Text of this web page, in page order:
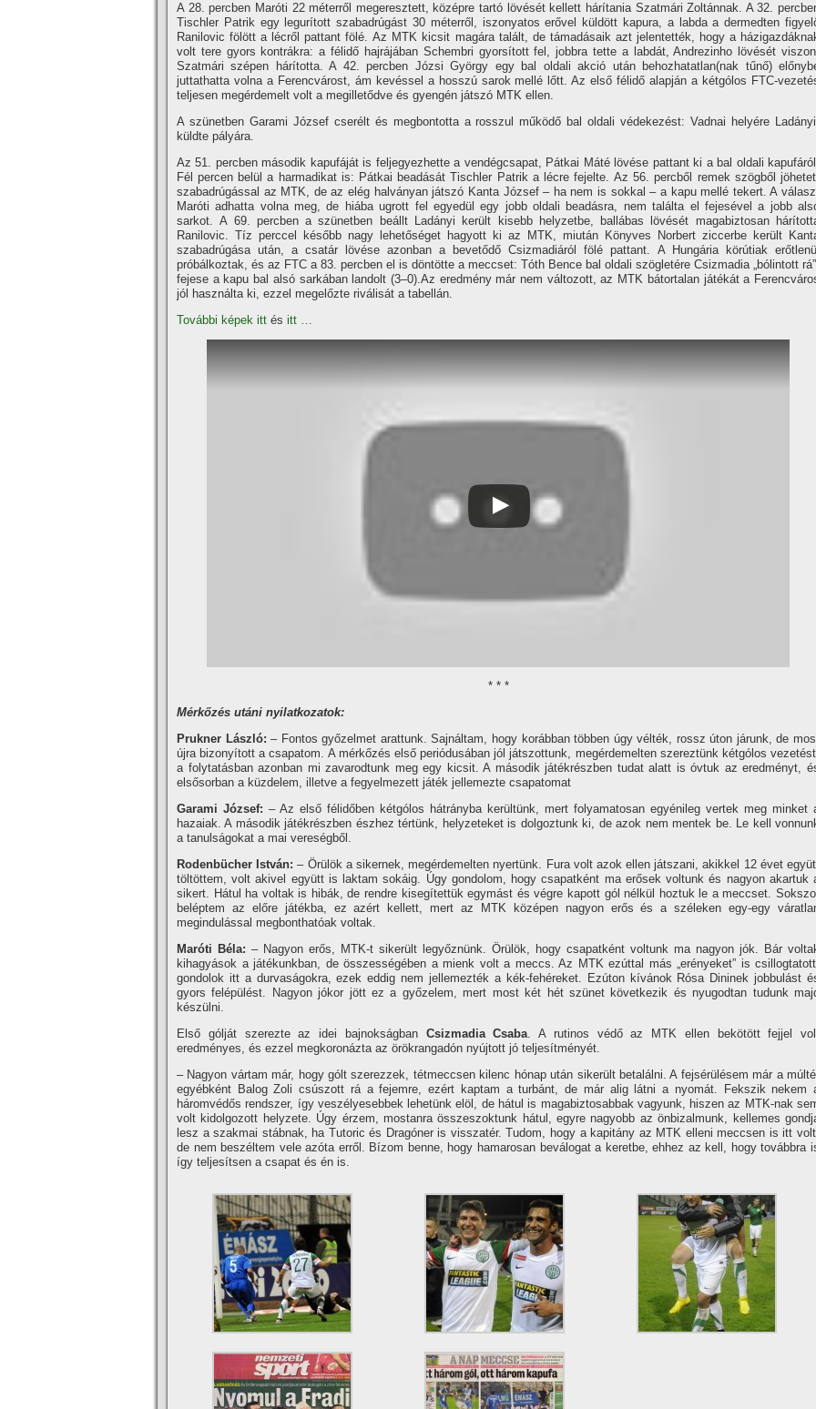
A 28. percben Maróti 22 méterről megeresztett, középre tartó lövését kellett hárí­tania Szatmári Zoltánnak. A 32.
Tischler Patrik egy legurí­tott szabadrúgást 30 méterről, iszonyatos erővel küldött kapura, a labda a dermedten
Ranilovic fölött a lécről pattant fölé. Az MTK kicsit magára talált, de támadásaik azt jelentették, hogy a
volt tere gyors kontrákra: a félidő hajrájában Schembri gyorsí­tott fel, jobbra tette a labdát, Andrezinho lövését
Szatmári szépen hárí­totta. A 42. percben Józsi György egy bal oldali akció után behozhatatlan(nak tűnő)
juttathatta volna a Ferencvárost, ám kevéssel a hosszú sarok mellé lőtt. Az első félidő alapján a kétgólos FTC-
teljesen megérdemelt volt a megilletődve és gyengén játszó MTK ellen.
A szünetben Garami József cserélt és megbontotta a rosszul működő bal oldali védekezést: Vadnai helyére
küldte pályára.
Az 51. percben második kapufáját is feljegyezhette a vendégcsapat, Pátkai Máté lövése pattant ki a bal oldali
Fél percen belül a harmadikat is: Pátkai beadását Tischler Patrik a lécre fejelte. Az 56. percből remek szögből
szabadrúgással az MTK, de az elég halványan játszó Kanta József – ha nem is sokkal – a kapu mellé tekert. A
Maróti adhatta volna meg, de hiába ugrott fel egyedül egy jobb oldali beadásra, nem találta el fejesével a jobb
sarkot. A 69. percben a szünetben beállt Ladányi került kisebb helyzetbe, ballábas lövését magabiztosan
Ranilovic. Tí­z perccel később nagy lehetőséget hagyott ki az MTK, miután Könyves Norbert ziccerbe került
szabadrúgása után, a csatár lövése azonban a bevetődő Csizmadiáról fölé pattant. A Hungária körútiak erőtlenül
próbálkoztak, és az FTC a 83. percben el is döntötte a meccset: Tóth Bence bal oldali szögletére Csizmadia „bólintott
fejese a kapu bal alsó sarkában landolt (3–0).Az eredmény már nem változott, az MTK bátortalan játékát a
jól használta ki, ezzel megelőzte riválisát a tabellán.
További képek itt és itt …
* * *
Mérkőzés utáni nyilatkozatok:
Prukner László: – Fontos győzelmet arattunk. Sajnáltam, hogy korábban többen úgy vélték, rossz úton járunk, de
újra bizonyí­tott a csapatom. A mérkőzés első periódusában jól játszottunk, megérdemelten szereztünk kétgólos
a folytatásban azonban mi zavarodtunk meg egy kicsit. A második játékrészben tudat alatt is óvtuk az eredményt,
elsősorban a küzdelem, illetve a fegyelmezett játék jellemezte csapatomat
Garami József: – Az első félidőben kétgólos hátrányba kerültünk, mert folyamatosan egyénileg vertek meg minket
hazaiak. A második játékrészben észhez tértünk, helyzeteket is dolgoztunk ki, de azok nem mentek be. Le kell
a tanulságokat a mai vereségből.
Rodenbücher István: – Örülök a sikernek, megérdemelten nyertünk. Fura volt azok ellen játszani, akikkel 12 évet
töltöttem, volt akivel együtt is laktam sokáig. Úgy gondolom, hogy csapatként ma erősek voltunk és nagyon akartuk
sikert. Hátul ha voltak is hibák, de rendre kisegí­tettük egymást és végre kapott gól nélkül hoztuk le a meccset.
beléptem az előre játékba, ez azért kellett, mert az MTK középen nagyon erős és a széleken egy-egy
megindulással megbonthatóak voltak.
Maróti Béla: – Nagyon erős, MTK-t sikerült legyőznünk. Örülök, hogy csapatként voltunk ma nagyon jók. Bár
kihagyások a játékunkban, de összességében a mienk volt a meccs. Az MTK ezúttal más „erényeket” is
gondolok itt a durvaságokra, ezek eddig nem jellemezték a kék-fehéreket. Ezúton kí­vánok Rósa Dininek jobbulást
gyors felépülést. Nagyon jókor jött ez a győzelem, mert most két hét szünet következik és nyugodtan tudunk
készülni.
Első gólját szerezte az idei bajnokságban Csizmadia Csaba. A rutinos védő az MTK ellen bekötött fejjel
eredményes, és ezzel megkoronázta az örökrangadón nyújtott jó teljesí­tményét.
– Nagyon vártam már, hogy gólt szerezzek, tétmeccsen kilenc hónap után sikerült betalálni. A fejsérülésem már a
egyébként Balog Zoli csúszott rá a fejemre, ezért kaptam a turbánt, de már alig látni a nyomát. Fekszik nekem
háromvédős rendszer, í­gy veszélyesebbek lehetünk elöl, de hátul is magabiztosabbak vagyunk, hiszen az MTK-nak
volt kidolgozott helyzete. Úgy érzem, mostanra összeszoktunk hátul, egyre nagyobb az önbizalmunk, kellemes
lesz a szakmai stábnak, ha Tutoric és Dragóner is visszatér. Tudom, hogy a kapitány az MTK elleni meccsen is itt
de nem beszéltem vele azóta erről. Bí­zom benne, hogy hamarosan beválogat a keretbe, ehhez az kell, hogy továbbra
í­gy teljesí­tsen a csapat és én is.